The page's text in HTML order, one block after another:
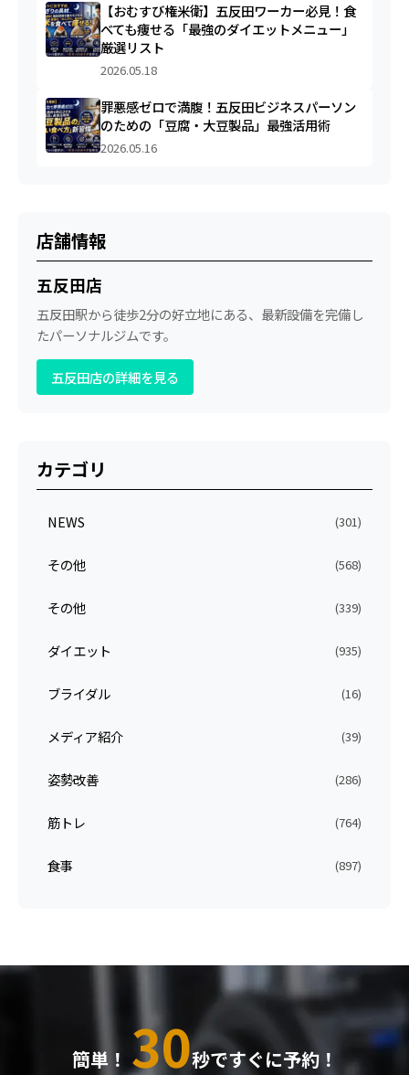
【おむすび権米衛】五反田ワーカー必見！食
べても痩せる「最強のダイエットメニュー」
厳選リスト
2026.05.18
罪悪感ゼロで満腹！五反田ビジネスパーソン
のための「豆腐・大豆製品」最強活用術
2026.05.16
店舗情報
五反田店
五反田駅から徒歩2分の好立地にある、最新設備を完備し
たパーソナルジムです。
五反田店の詳細を見る
カテゴリ
NEWS (301)
その他 (568)
その他 (339)
ダイエット (935)
ブライダル (16)
メディア紹介 (39)
姿勢改善 (286)
筋トレ (764)
食事 (897)
簡単！ 30秒ですぐに予約！